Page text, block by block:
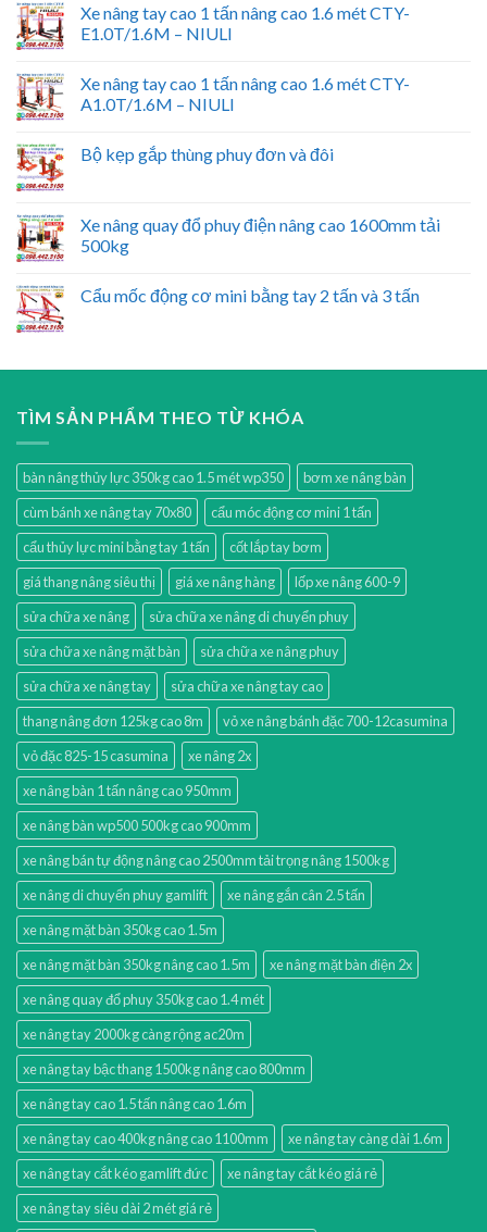
Xe nâng tay cao 1 tấn nâng cao 1.6 mét CTY-
E1.0T/1.6M – NIULI
Xe nâng tay cao 1 tấn nâng cao 1.6 mét CTY-
A1.0T/1.6M – NIULI
Bộ kẹp gắp thùng phuy đơn và đôi
Xe nâng quay đổ phuy điện nâng cao 1600mm tải
500kg
Cẩu mốc động cơ mini bằng tay 2 tấn và 3 tấn
TÌM SẢN PHẨM THEO TỪ KHÓA
bàn nâng thủy lực 350kg cao 1.5 mét wp350
bơm xe nâng bàn
cùm bánh xe nâng tay 70x80
cẩu móc động cơ mini 1 tấn
cẩu thủy lực mini bằng tay 1 tấn
cốt lắp tay bơm
giá thang nâng siêu thị
giá xe nâng hàng
lốp xe nâng 600-9
sửa chữa xe nâng
sửa chữa xe nâng di chuyển phuy
sửa chữa xe nâng mặt bàn
sửa chữa xe nâng phuy
sửa chữa xe nâng tay
sửa chữa xe nâng tay cao
thang nâng đơn 125kg cao 8m
vỏ xe nâng bánh đặc 700-12casumina
vỏ đặc 825-15 casumina
xe nâng 2x
xe nâng bàn 1 tấn nâng cao 950mm
xe nâng bàn wp500 500kg cao 900mm
xe nâng bán tự động nâng cao 2500mm tải trọng nâng 1500kg
xe nâng di chuyển phuy gamlift
xe nâng gắn cân 2.5 tấn
xe nâng mặt bàn 350kg cao 1.5m
xe nâng mặt bàn 350kg nâng cao 1.5m
xe nâng mặt bàn điện 2x
xe nâng quay đổ phuy 350kg cao 1.4 mét
xe nâng tay 2000kg càng rộng ac20m
xe nâng tay bậc thang 1500kg nâng cao 800mm
xe nâng tay cao 1.5 tấn nâng cao 1.6m
xe nâng tay cao 400kg nâng cao 1100mm
xe nâng tay càng dài 1.6m
xe nâng tay cắt kéo gamlift đức
xe nâng tay cắt kéo giá rẻ
xe nâng tay siêu dài 2 mét giá rẻ